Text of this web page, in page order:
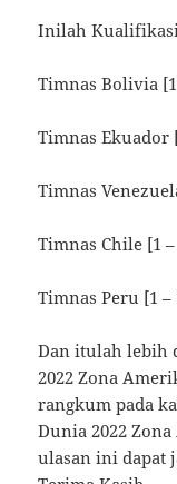
Inilah Kualifikasi
Timnas Bolivia
Timnas Ekuador
Timnas
Timnas Chile [1
Timnas Peru [1
Dan itulah lebih
2022 Zona
rangkum pada
Dunia 2022
ulasan ini dapat